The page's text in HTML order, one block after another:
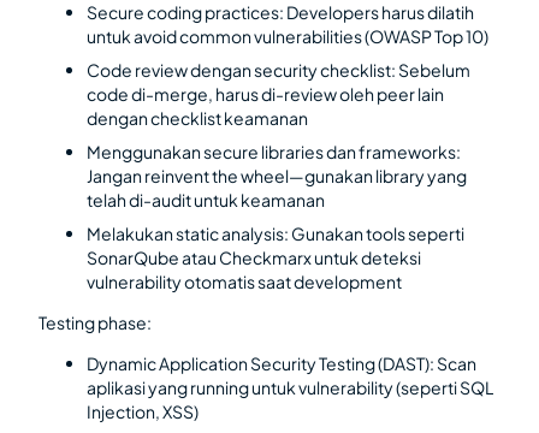
Secure coding practices: Developers harus dilatih
untuk avoid common vulnerabilities (OWASP Top 10)
Code review dengan security checklist: Sebelum
code di-merge, harus di-review oleh peer lain
dengan checklist keamanan
Menggunakan secure libraries dan frameworks:
Jangan reinvent the wheel—gunakan library yang
telah di-audit untuk keamanan
Melakukan static analysis: Gunakan tools seperti
SonarQube atau Checkmarx untuk deteksi
vulnerability otomatis saat development
Testing phase:
Dynamic Application Security Testing (DAST): Scan
aplikasi yang running untuk vulnerability (seperti SQL
Injection, XSS)